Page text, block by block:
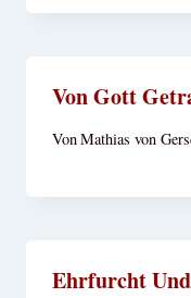
Von Gott
VonMathias von
Ehrfurcht